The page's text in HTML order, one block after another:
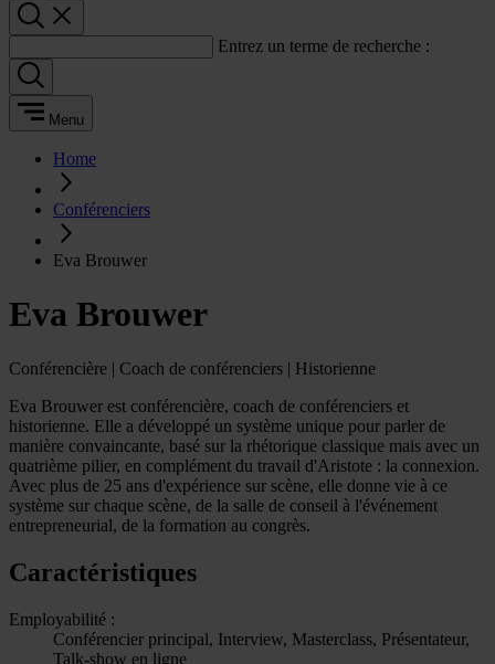
Entrez un terme de recherche :
Menu
Home
Conférenciers
Eva Brouwer
Eva Brouwer
Conférencière | Coach de conférenciers | Historienne
Eva Brouwer est conférencière, coach de conférenciers et
historienne. Elle a développé un système unique pour parler de
manière convaincante, basé sur la rhétorique classique mais avec un
quatrième pilier, en complément du travail d'Aristote : la connexion.
Avec plus de 25 ans d'expérience sur scène, elle donne vie à ce
système sur chaque scène, de la salle de conseil à l'événement
entrepreneurial, de la formation au congrès.
Caractéristiques
Employabilité :
Conférencier principal, Interview, Masterclass, Présentateur,
Talk-show en ligne